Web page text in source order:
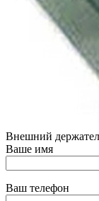
Внешний
Ваше имя
Ваш телефон